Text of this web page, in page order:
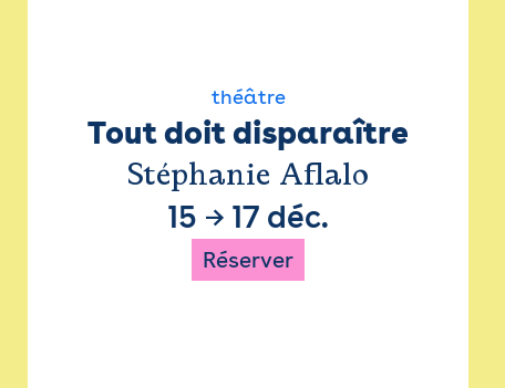
théâtre
Tout doit disparaître
Stéphanie Aflalo
15 → 17 déc.
Réserver